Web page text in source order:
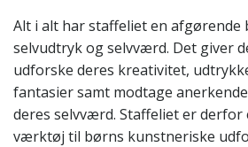
Alt i alt har staffeliet en
selvudtryk og selvværd. Det giver
udforske deres kreativitet,
fantasier samt modtage
deres selvværd. Staffeliet er
værktøj til børns kunstneriske